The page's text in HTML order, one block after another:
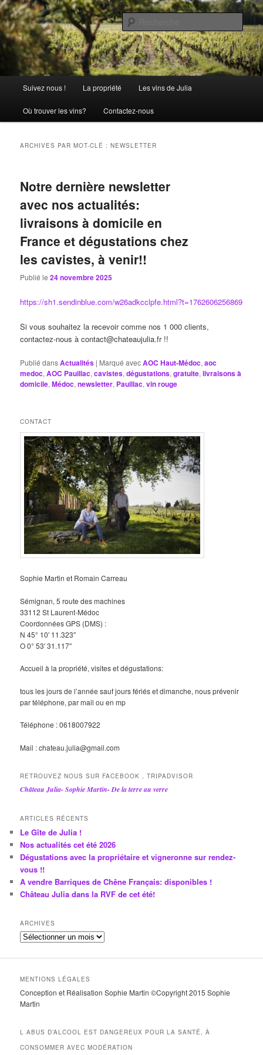
Aller
au
contenu
principal
Aller
au
contenu
secondaireChâteau Julia
La passion comme tradition
principal
Suivez nous ! La propriété Les vins de Julia
Où trouver les vins? Contactez-nous
ARCHIVES PAR MOT-CLÉ :NEWSLETTER
Notre dernière newsletter
avec nos actualités:
livraisons à domicile en
France et dégustations chez
les cavistes, à venir!!
Publié le24 novembre 2025
https://sh1.sendinblue.com/w26adkcclpfe.html?t=1762606256869
Si vous souhaitez la recevoir comme nos 1 000 clients,
contactez-nous à contact@chateaujulia.fr !!
Publié dansActualités | Marqué avecAOC Haut-Médoc,aoc
medoc,AOC Pauillac,cavistes,dégustations,gratuite,livraisons à
domicile,Médoc,newsletter, Pauillac,vin rouge
CONTACT
Sophie Martin et Romain Carreau
Sémignan, 5 route des machines
33112 St Laurent-Médoc
Coordonnées GPS (DMS) :
N 45° 10′ 11.323″
O 0° 53′ 31.117″
Accueil à la propriété, visites et dégustations:
tous les jours de l’année sauf jours fériés et dimanche, nous prévenir
par téléphone, par mail ou en mp
Téléphone : 0618007922
Mail : chateau.julia@gmail.com
RETROUVEZ NOUS SUR FACEBOOK , TRIPADVISOR
Château Julia- Sophie Martin- De la terre au verre
ARTICLES RÉCENTS
Le Gîte de Julia !
Nos actualités cet été 2026
Dégustations avec la propriétaire et vigneronne sur rendez-
vous !!
A vendre Barriques de Chêne Français: disponibles !
Château Julia dans la RVF de cet été!
ARCHIVES
A
c
i
v
e
MENTIONS LÉGALES
Conception et Réalisation Sophie Martin ©Copyright 2015 Sophie
Martin
L ABUS D’ALCOOL EST DANGEREUX POUR LA SANTÉ, À
CONSOMMER AVEC MODÉRATION